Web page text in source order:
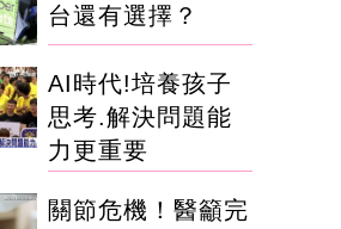
台還有選擇？
AI時代!培養孩子
思考.解決問題能
力更重要
關節危機！醫籲完